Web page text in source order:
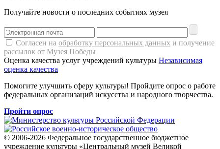
Получайте новости о последних событиях музея
Согласен на обработку персональных данных и получение
рассылок от Музея Победы
Оценка качества услуг учреждений культуры Независимая
оценка качества
Помогите улучшить сферу культуры! Пройдите опрос о работе
федеральных организаций искусства и народного творчества.
Пройти опрос
© 2006-2026 Федеральное государственное бюджетное
учреждение культуры «Центральный музей Великой